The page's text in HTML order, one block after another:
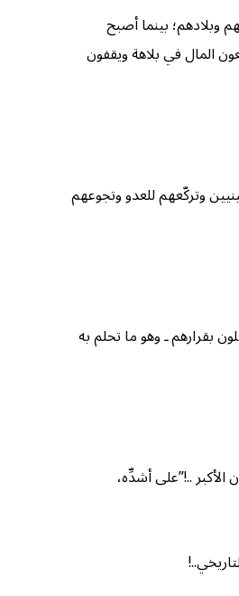
وبلادهم؛ بينما أصبح
المال في بلاهة ويقفون
وتركّعهم للعدو وتجوعهم
بقرارهم ـ وهو ما تحلم به
مع “الشيطان الأكبر ..!”على أشدِّه،